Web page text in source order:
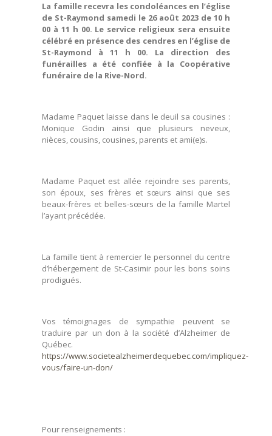
La famille recevra les condoléances en l’église
de St-Raymond samedi le 26 août 2023 de 10 h
00 à 11 h 00. Le service religieux sera ensuite
célébré en présence des cendres en l’église de
St-Raymond à 11 h 00. La direction des
funérailles a été confiée à la Coopérative
funéraire de la Rive-Nord.
Madame Paquet laisse dans le deuil sa cousines :
Monique Godin ainsi que plusieurs neveux,
nièces, cousins, cousines, parents et ami(e)s.
Madame Paquet est allée rejoindre ses parents,
son époux, ses frères et sœurs ainsi que ses
beaux-frères et belles-sœurs de la famille Martel
l’ayant précédée.
La famille tient à remercier le personnel du centre
d’hébergement de St-Casimir pour les bons soins
prodigués.
Vos témoignages de sympathie peuvent se
traduire par un don à la société d’Alzheimer de
Québec.
https://www.societealzheimerdequebec.com/impliquez-
vous/faire-un-don/
Pour renseignements :